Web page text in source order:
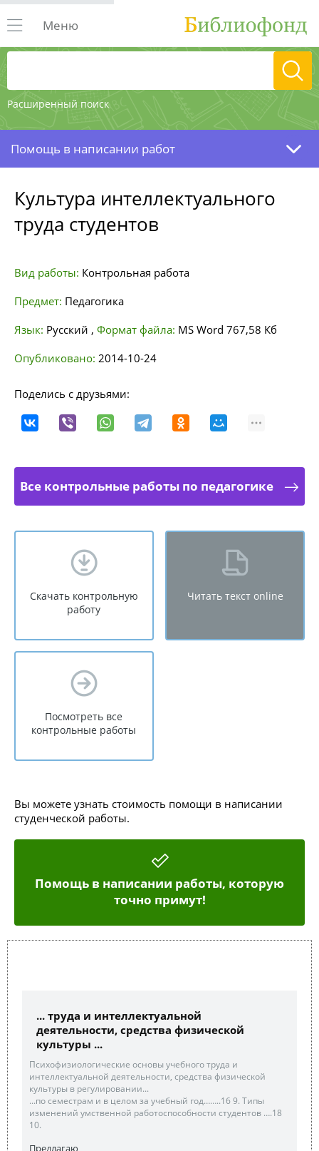
Расширенный поиск
Меню
Помощь в написании работ
Культура интеллектуального
труда студентов
Вид работы: Контрольная работа
Предмет: Педагогика
Язык: Русский , Формат файла: MS Word 767,58 Кб
Опубликовано: 2014-10-24
Поделись с друзьями:
Все контрольные работы по педагогике
Скачать контрольную
работу
Читать текст online
Посмотреть все
контрольные работы
Вы можете узнать стоимость помощи в написании
студенческой работы.
Помощь в написании работы, которую
точно примут!
... труда и интеллектуальной
деятельности, средства физической
культуры ...
Психофизиологические основы учебного труда и
интеллектуальной деятельности, средства физической
культуры в регулировании...
...по семестрам и в целом за учебный год……..16 9. Типы
изменений умственной работоспособности студентов ….18
10.
Предлагаю